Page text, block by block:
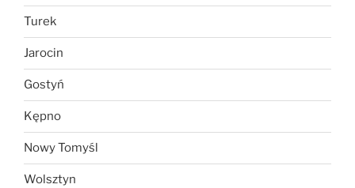
Turek
Jarocin
Gostyń
Kępno
Nowy Tomyśl
Wolsztyn